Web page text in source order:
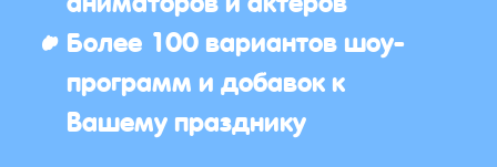
Более 100 вариантов шоу-
программ и добавок к
Вашему празднику